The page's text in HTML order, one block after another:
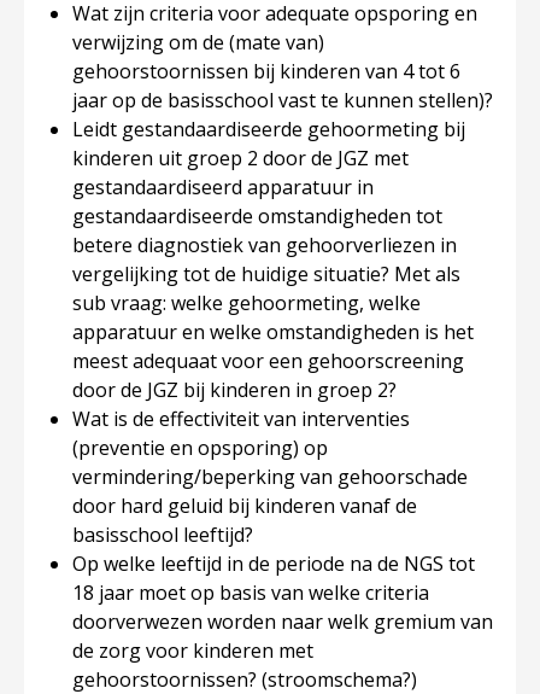
Wat zijn criteria voor adequate opsporing en
verwijzing om de (mate van)
gehoorstoornissen bij kinderen van 4 tot 6
jaar op de basisschool vast te kunnen stellen)?
Leidt gestandaardiseerde gehoormeting bij
kinderen uit groep 2 door de JGZ met
gestandaardiseerd apparatuur in
gestandaardiseerde omstandigheden tot
betere diagnostiek van gehoorverliezen in
vergelijking tot de huidige situatie? Met als
sub vraag: welke gehoormeting, welke
apparatuur en welke omstandigheden is het
meest adequaat voor een gehoorscreening
door de JGZ bij kinderen in groep 2?
Wat is de effectiviteit van interventies
(preventie en opsporing) op
vermindering/beperking van gehoorschade
door hard geluid bij kinderen vanaf de
basisschool leeftijd?
Op welke leeftijd in de periode na de NGS tot
18 jaar moet op basis van welke criteria
doorverwezen worden naar welk gremium van
de zorg voor kinderen met
gehoorstoornissen? (stroomschema?)